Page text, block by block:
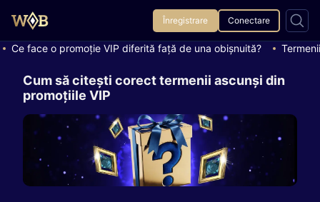
Înregistrare Conectare
Cum să citești corect termenii ascunși din
promoțiile VIP
Ce face o promoție VIP diferită față de una obișnuită?